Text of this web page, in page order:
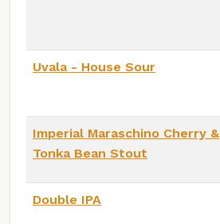
Uvala - House Sour
Imperial Maraschino Cherry &
Tonka Bean Stout
Double IPA